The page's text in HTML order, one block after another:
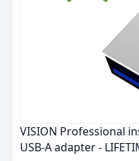
VISION Professional
USB-A adapter -